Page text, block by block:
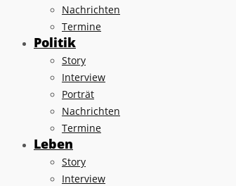
Nachrichten
Termine
Politik
Story
Interview
Porträt
Nachrichten
Termine
Leben
Story
Interview